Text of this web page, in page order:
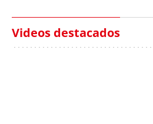
Videos destacados